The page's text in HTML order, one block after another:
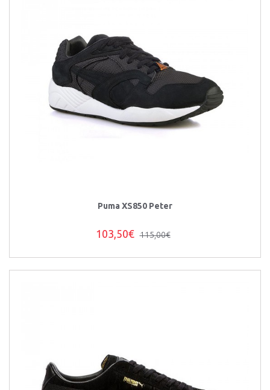
Puma XS850 Peter
103,50€ 115,00€